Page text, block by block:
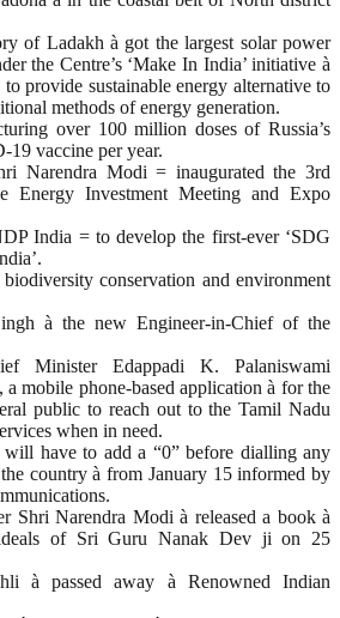
of Ladakh à got the largest solar power
the Centre’s ‘Make In India’ initiative à
provide sustainable energy alternative to
methods of energy generation.
over 100 million doses of Russia’s
vaccine per year.
Narendra Modi = inaugurated the 3rd
Energy Investment Meeting and Expo
India = to develop the first-ever ‘SDG
conservation and environment
à the new Engineer-in-Chief of the
Minister Edappadi K. Palaniswami
a mobile phone-based application à for the
public to reach out to the Tamil Nadu
when in need.
will have to add a “0” before dialling any
country à from January 15 informed by
Shri Narendra Modi à released a book à
of Sri Guru Nanak Dev ji on 25
à passed away à Renowned Indian